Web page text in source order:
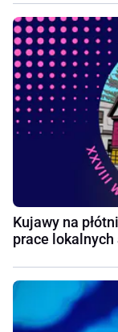
Kujawy na
prace